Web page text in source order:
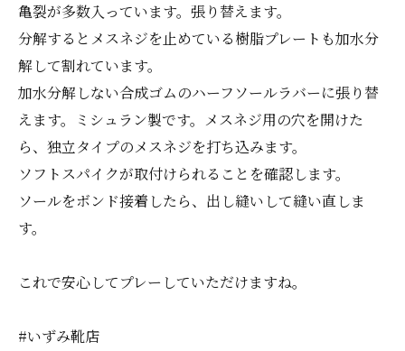
亀裂が多数入っています。張り替えます。
分解するとメスネジを止めている樹脂プレートも加水分
解して割れています。
加水分解しない合成ゴムのハーフソールラバーに張り替
えます。ミシュラン製です。メスネジ用の穴を開けた
ら、独立タイプのメスネジを打ち込みます。
ソフトスパイクが取付けられることを確認します。
ソールをボンド接着したら、出し縫いして縫い直しま
す。
これで安心してプレーしていただけますね。
#いずみ靴店